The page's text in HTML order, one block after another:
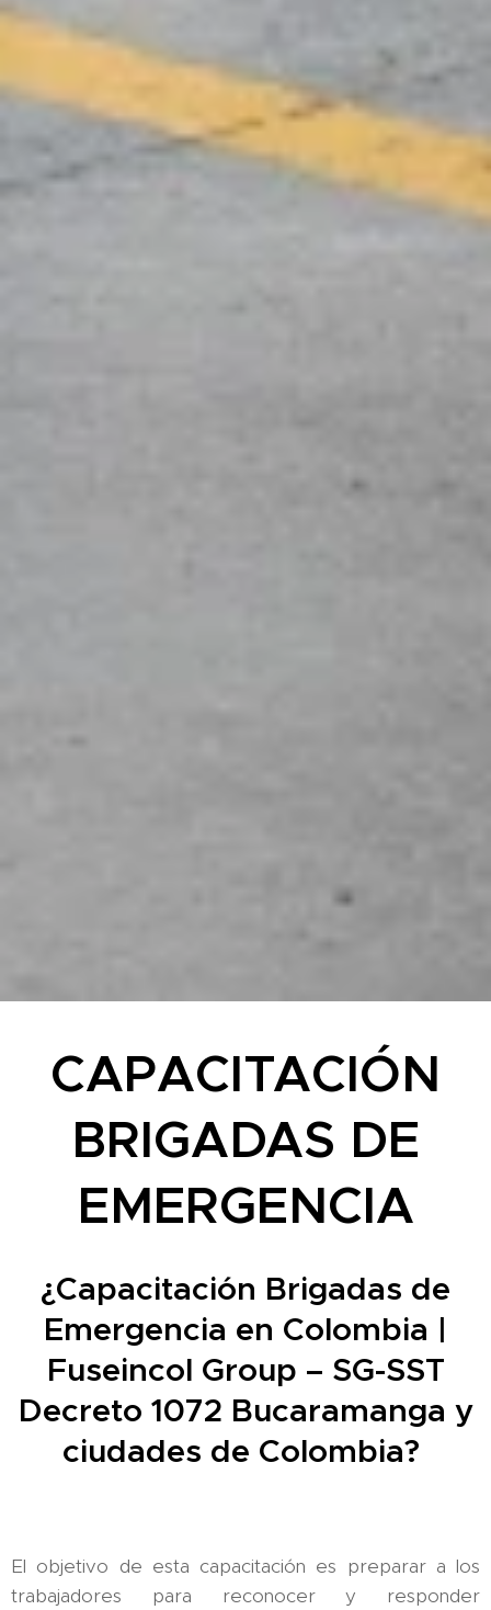
CAPACITACIÓN
BRIGADAS DE
EMERGENCIA
¿Capacitación Brigadas de
Emergencia en Colombia |
Fuseincol Group – SG-SST
Decreto 1072 Bucaramanga y
ciudades de Colombia?
El objetivo de esta capacitación es preparar a los
trabajadores para reconocer y responder